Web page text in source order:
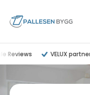
Reviews VELUX partner